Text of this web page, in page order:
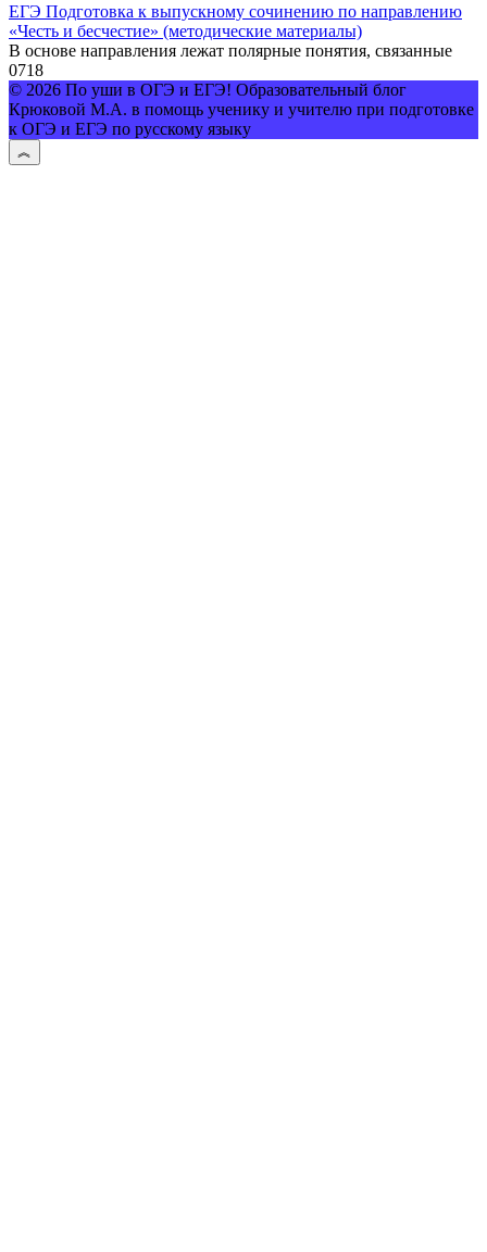
ЕГЭ Подготовка к выпускному сочинению по направлению
«Честь и бесчестие» (методические материалы)
В основе направления лежат полярные понятия, связанные
0718
© 2026 По уши в ОГЭ и ЕГЭ! Образовательный блог
Крюковой М.А. в помощь ученику и учителю при подготовке
к ОГЭ и ЕГЭ по русскому языку